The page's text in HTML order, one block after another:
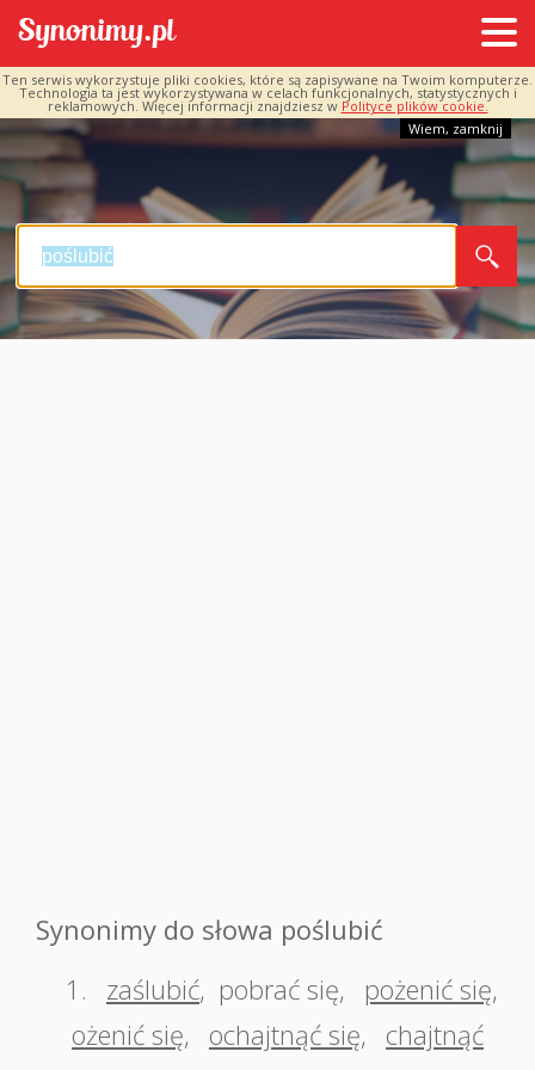
Ten serwis wykorzystuje pliki cookies, które są zapisywane na Twoim komputerze.
Technologia ta jest wykorzystywana w celach funkcjonalnych, statystycznych i
reklamowych. Więcej informacji znajdziesz w Polityce plików cookie.
Wiem, zamknij
Synonimy do słowa poślubić
1.
zaślubić, pobrać się, pożenić się,
ożenić się, ochajtnąć się,
chajtnąć